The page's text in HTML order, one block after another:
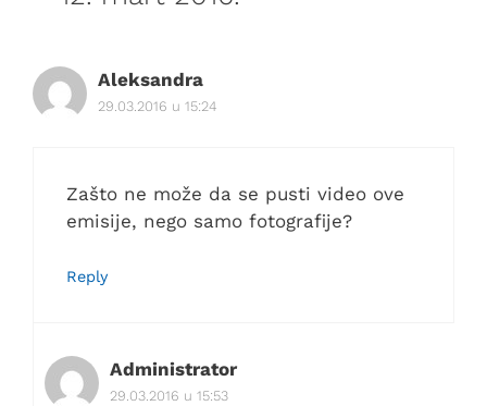
Aleksandra
29.03.2016 u 15:24
Zašto ne može da se pusti video ove
emisije, nego samo fotografije?
Reply
Administrator
29.03.2016 u 15:53